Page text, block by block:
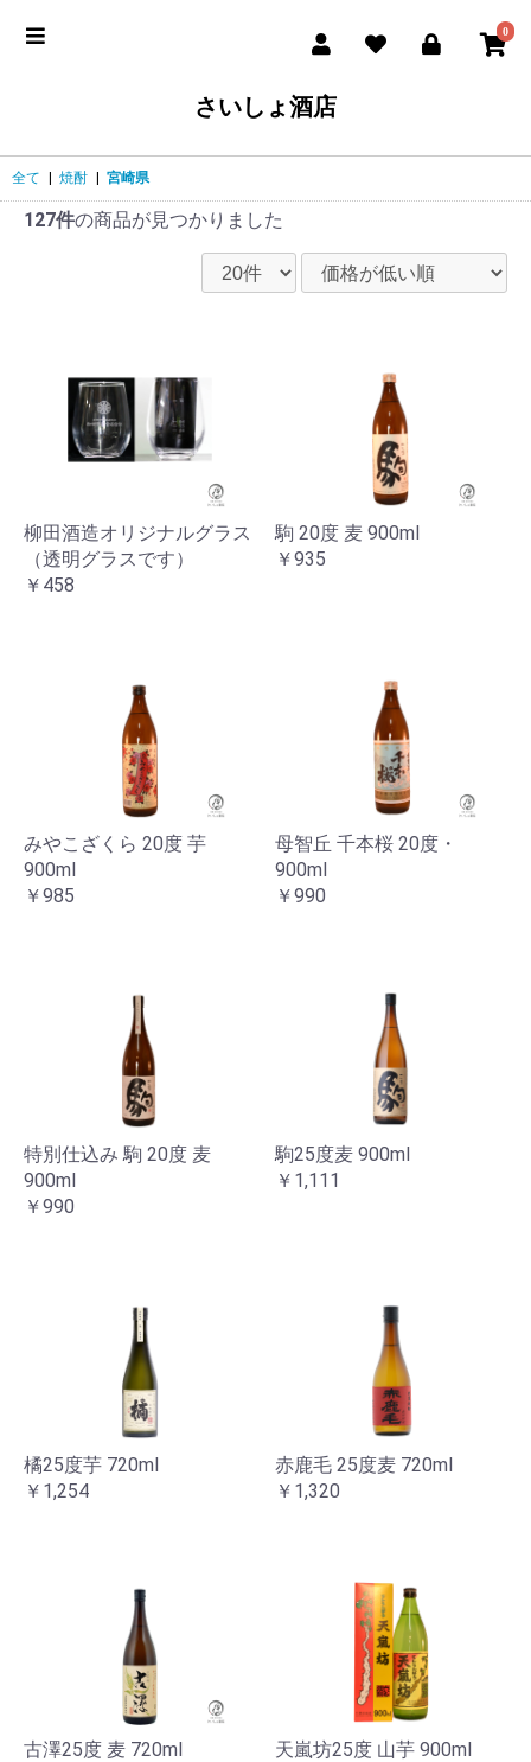
0
さいしょ酒店
全て 焼酎 宮崎県
127件の商品が見つかりました
柳田酒造オリジナルグラス
（透明グラスです）
￥458
駒 20度 麦 900ml
￥935
みやこざくら 20度 芋
900ml
￥985
母智丘 千本桜 20度・
900ml
￥990
特別仕込み 駒 20度 麦
900ml
￥990
駒25度麦 900ml
￥1,111
橘25度芋 720ml
￥1,254
赤鹿毛 25度麦 720ml
￥1,320
古澤25度 麦 720ml
天嵐坊25度 山芋 900ml